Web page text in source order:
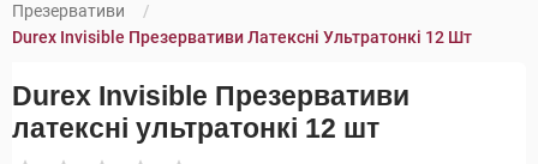
Презервативи
Durex Invisible Презервативи Латексні Ультратонкі 12 Шт
Durex Invisible Презервативи
латексні ультратонкі 12 шт